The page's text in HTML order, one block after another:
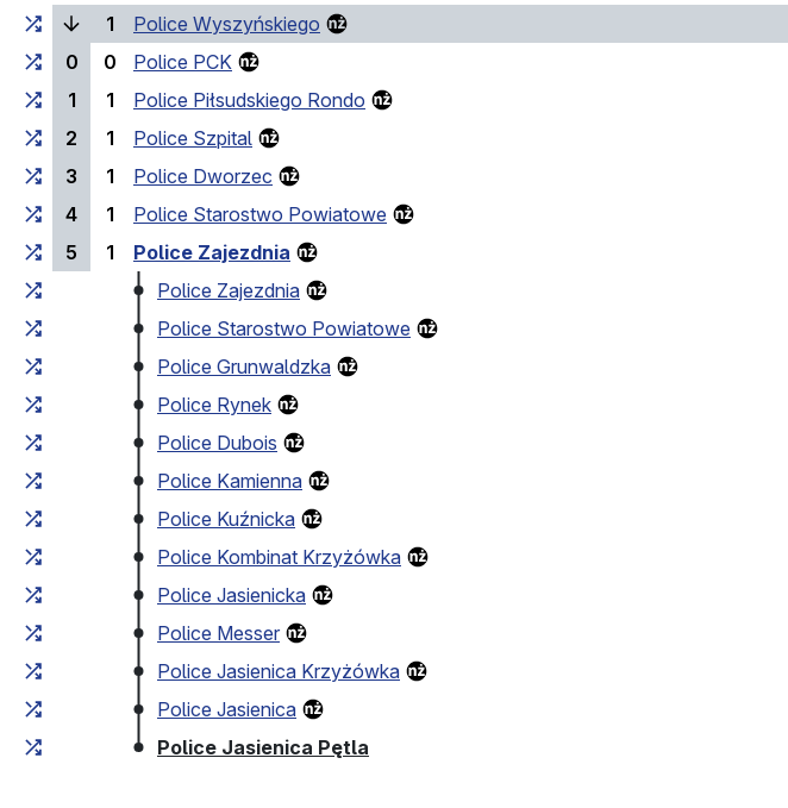
1
Police Wyszyńskiego
0
0
Police PCK
1
1
Police Piłsudskiego Rondo
2
1
Police Szpital
3
1
Police Dworzec
4
1
Police Starostwo Powiatowe
5
1
Police Zajezdnia
Police Zajezdnia
Police Starostwo Powiatowe
Police Grunwaldzka
Police Rynek
Police Dubois
Police Kamienna
Police Kuźnicka
Police Kombinat Krzyżówka
Police Jasienicka
Police Messer
Police Jasienica Krzyżówka
Police Jasienica
Police Jasienica Pętla